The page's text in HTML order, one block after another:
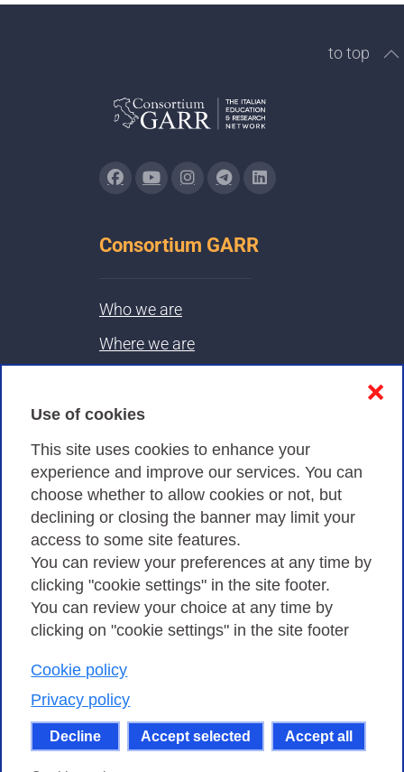
Use of cookies
This site uses cookies to enhance your
experience and improve our services. You can
choose whether to allow cookies or not, but
declining or closing the banner may limit your
access to some site features.
You can review your preferences at any time by
clicking "cookie settings" in the site footer.
You can review your choice at any time by
clicking on "cookie settings" in the site footer
Cookie policy
Privacy policy
Decline Accept selected Accept all
❌
to top
Consortium GARR
Who we are
Where we are
Privacy
Privacy Policy
Cookies Policy
Amministrazione trasparente
Consortium GARR - Via dei Tizii, 6 - 00185 Rome
| Phone 0649622000 - Fax 0649622044 | CF 97284570583 – PI
07577141000 | Recipient Code 7EU9KEU |
Except where otherwise noted, content on this site